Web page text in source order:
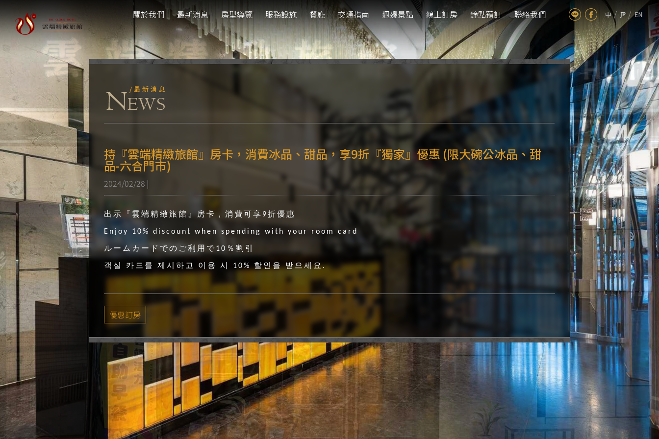
關於我們 最新消息 房型導覽 服務設施 餐廳 交通指南 週邊景點 線上訂房 鐘點預訂 聯絡我們 / /
持『雲端精緻旅館』房卡，消費冰品、甜品，享9折『獨家』優惠 (限大碗公冰品、甜
品-六合門市)
2024/02/28 |
出示『雲端精緻旅館』房卡，消費可享 9折優惠
Enjoy 10% discount when spending with your room card
ルームカードでのご利用で10 ％割引
객실 카드를 제시하고 이용 시 10% 할인을 받으세요.
優惠訂房